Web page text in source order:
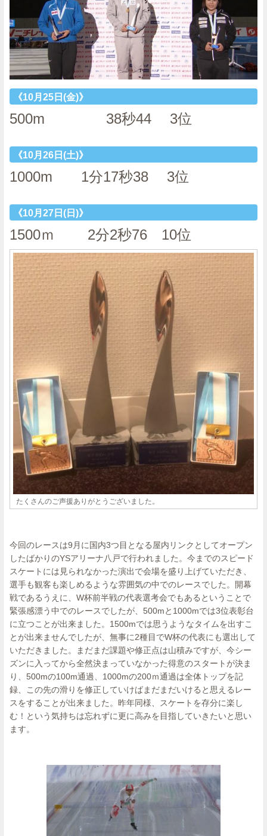
《10月25日(金)》
500m 38秒44 3位
《10月26日(土)》
1000m 1分17秒38 3位
《10月27日(日)》
1500ｍ 2分2秒76 10位
たくさんのご声援ありがとうございました。
今回のレースは9月に国内3つ目となる屋内リンクとしてオープン
したばかりのYSアリーナ八戸で行われました。今までのスピード
スケートには見られなかった演出で会場を盛り上げていただき、
選手も観客も楽しめるような雰囲気の中でのレースでした。開幕
戦であるうえに、W杯前半戦の代表選考会でもあるということで
緊張感漂う中でのレースでしたが、500mと1000mでは3位表彰台
に立つことが出来ました。1500mでは思うようなタイムを出すこ
とが出来ませんでしたが、無事に2種目でW杯の代表にも選出して
いただきました。まだまだ課題や修正点は山積みですが、今シー
ズンに入ってから全然決まっていなかった得意のスタートが決ま
り、500mの100m通過、1000mの200ｍ通過は全体トップを記
録、この先の滑りを修正していけばまだまだいけると思えるレー
スをすることが出来ました。昨年同様、スケートを存分に楽し
む！という気持ちは忘れずに更に高みを目指していきたいと思い
ます。